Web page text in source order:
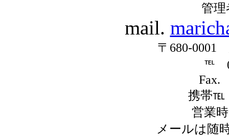
管
mail.
〒680-0001
℡
Fax.
携帯℡
営業
メールは随